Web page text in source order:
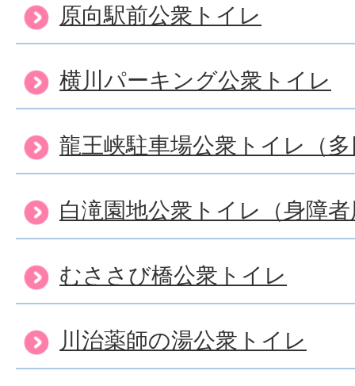
原向駅前公衆トイレ
横川パーキング公衆トイレ
龍王峡駐車場公衆トイレ（
白滝園地公衆トイレ（身障
むささび橋公衆トイレ
川治薬師の湯公衆トイレ